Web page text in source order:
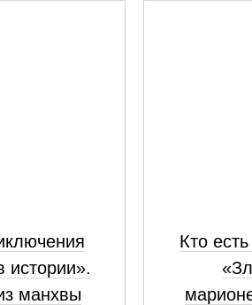
истории».
манхвы
Кто